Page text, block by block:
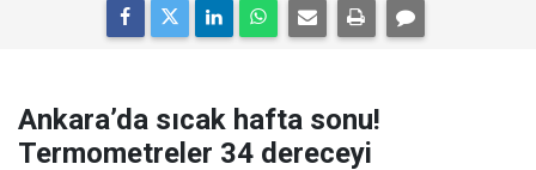
Ankara’da sıcak hafta sonu!
Termometreler 34 dereceyi